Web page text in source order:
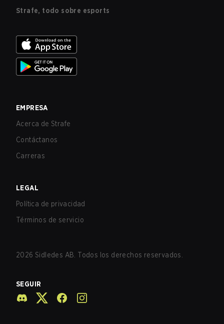
Strafe, todo sobre esports
EMPRESA
Acerca de Strafe
Contáctanos
Carreras
LEGAL
Política de privacidad
Términos de servicio
2026 Sidledes AB. Todos los derechos reservados.
SEGUIR